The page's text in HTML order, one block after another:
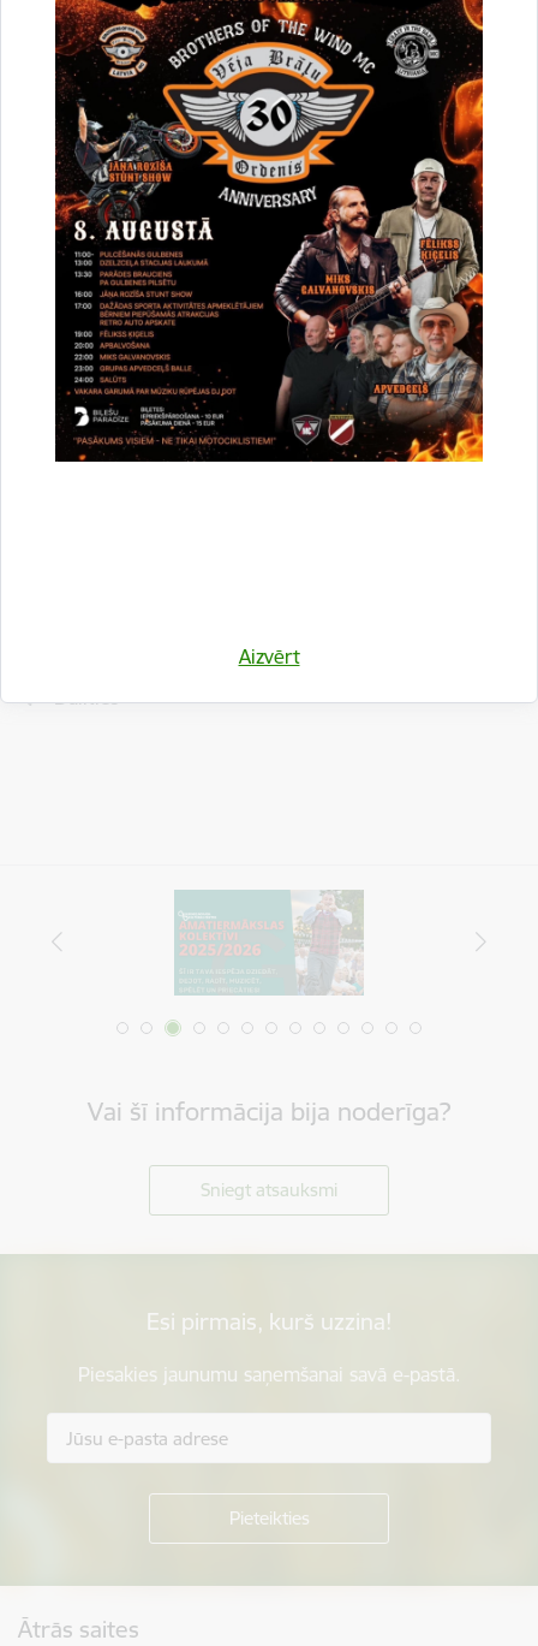
Aizvērt
+371 64471222
Ārsta palīgs Ina IĻJUČONOKA
Tabulu iespējams pabīdīt!
Pirmdien Otrdien Trešdien Ceturtdien
14.00 –
16.00
7.30 -
12.00
14.00 –
16.00
14.00-
16.00
Dalīties
Vai šī informācija bija noderīga?
Sniegt atsauksmi
Esi pirmais, kurš uzzina!
Piesakies jaunumu saņemšanai savā e-pastā.
Ātrās saites